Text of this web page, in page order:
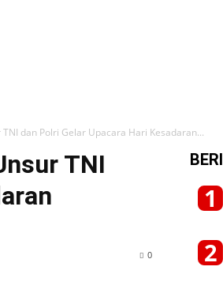
dan Polri Gelar Upacara Hari Kesadaran...
TNI
0